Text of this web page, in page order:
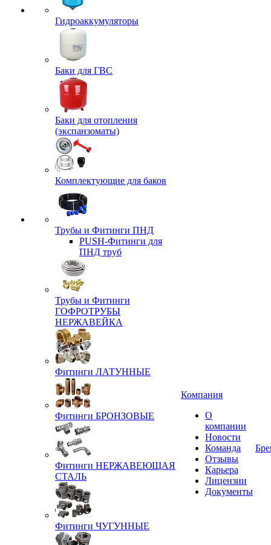
Гидроаккумуляторы
Баки для ГВС
Баки для отопления
(экспанзоматы)
Комплектующие для баков
Трубы и Фитинги ПНД
PUSH-Фитинги для
ПНД труб
Трубы и Фитинги
ГОФРОТРУБЫ
НЕРЖАВЕЙКА
Фитинги ЛАТУННЫЕ
Фитинги БРОНЗОВЫЕ
Фитинги НЕРЖАВЕЮЩАЯ
СТАЛЬ
Фитинги ЧУГУННЫЕ
Компания
О
компании
Новости
Команда
Отзывы
Карьера
Лицензии
Документы